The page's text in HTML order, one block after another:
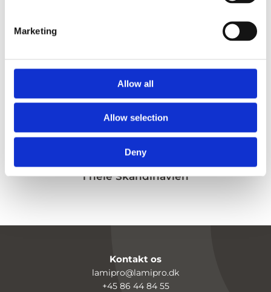
Marketing
Allow all
Allow selection
Deny
Vi har egenproduktion med
en moderne maskinpark
i hele Skandinavien
Kontakt os
lamipro@lamipro.dk
+45 86 44 84 55